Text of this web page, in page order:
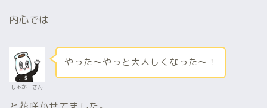
内心では
しゅがーさん
やった～やっと大人しくなった～！